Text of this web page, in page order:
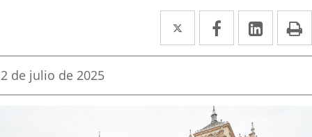
Twitter
Enlace
a
aplicación
externa.
Facebook
Enlace
a
aplicación
externa.
Enlace
a
Fecha
la
2 de julio de 2025